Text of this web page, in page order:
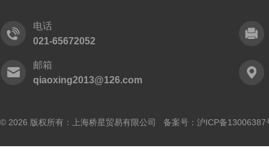
电话
021-65672052
邮箱
qiaoxing2013@126.com
© 2026 版权所有：上海桥星贸易有限公司 备案号： 沪ICP备13006387